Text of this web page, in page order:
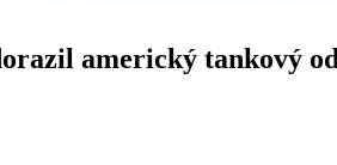
americký tankový